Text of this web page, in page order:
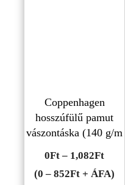
Coppenhagen
hosszúfülű pamut
vászontáska (140 g/m
0Ft – 1,082Ft
0Ft
(0 – 852Ft + ÁFA)